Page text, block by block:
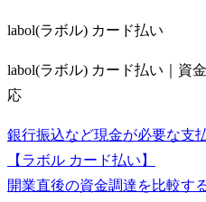
labol(ラボル) カード払い
labol(ラボル) カード払い｜資
応
銀行振込など現金が必要な支
【ラボル カード払い】
開業直後の資金調達を比較す